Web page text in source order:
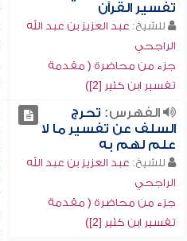
تفسير القرآن
للشيخ: عبد العزيز بن عبد الله
الراجحي
جزء من محاضرة ( مقدمة
تفسير ابن كثير [2])
الفهرس: تحرج
السلف عن تفسير ما لا
علم لهم به
للشيخ: عبد العزيز بن عبد الله
الراجحي
جزء من محاضرة ( مقدمة
تفسير ابن كثير [2])